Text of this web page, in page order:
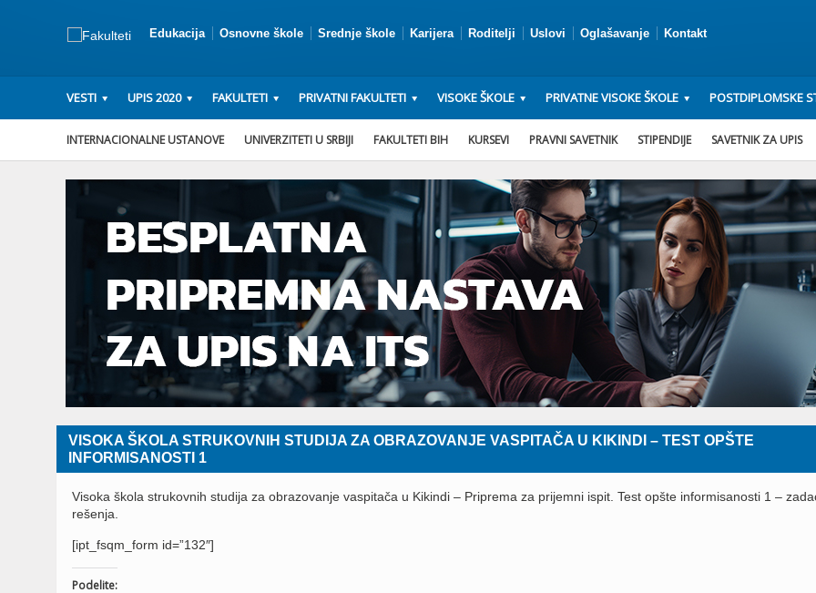
Edukacija Osnovne škole Srednje škole Karijera Roditelji Uslovi Oglašavanje Kontakt
VESTI UPIS 2020 FAKULTETI PRIVATNI FAKULTETI VISOKE ŠKOLE PRIVATNE VISOKE ŠKOLE POSTDIPLOMSKE
INTERNACIONALNE USTANOVE UNIVERZITETI U SRBIJI FAKULTETI BIH KURSEVI PRAVNI SAVETNIK STIPENDIJE SAVETNIK ZA UPIS
VISOKA ŠKOLA STRUKOVNIH STUDIJA ZA OBRAZOVANJE VASPITAČA U KIKINDI – TEST OPŠTE
INFORMISANOSTI 1
Visoka škola strukovnih studija za obrazovanje vaspitača u Kikindi – Priprema za prijemni ispit. Test opšte informisanosti 1 –
rešenja.
[ipt_fsqm_form id=”132″]
Podelite: